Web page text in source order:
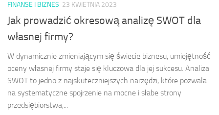
FINANSE I BIZNES 23 KWIETNIA 2023
Jak prowadzić okresową analizę SWOT dla
własnej firmy?
W dynamicznie zmieniającym się świecie biznesu, umiejętność
oceny własnej firmy staje się kluczowa dla jej sukcesu. Analiza
SWOT to jedno z najskuteczniejszych narzędzi, które pozwala
na systematyczne spojrzenie na mocne i słabe strony
przedsiębiorstwa,...